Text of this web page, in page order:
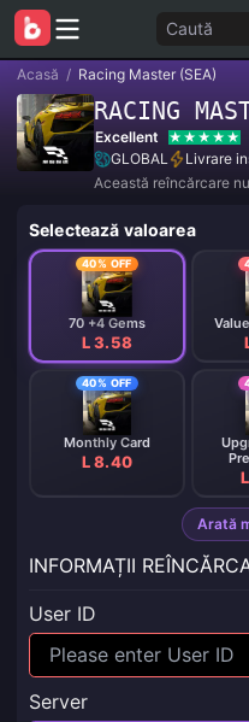
Caută
Acasă / Racing Master (SEA)
RACING
Excellent
GLOBAL
Livrare
Această reîncărcare
Selectează valoarea
40% OFF
70 +4 Gems
L 3.58
40% OFF
Monthly Card
L 8.40
Arată
INFORMAȚII
User ID
Server